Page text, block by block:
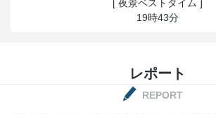
[ 夜景ベストタイム ]
19時43分
レポート
REPORT